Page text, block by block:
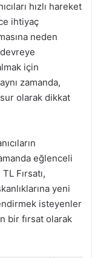
hızlı hareket
ihtiyaç
neden
için
zamanda,
olarak dikkat
eğlenceli
Fırsatı,
yeni
isteyenler
bir fırsat olarak